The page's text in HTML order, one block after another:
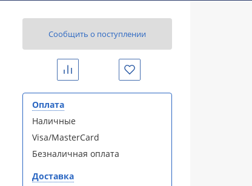
Сообщить о поступлении
Сравнить Избранное
Оплата
Наличные
Visa/MasterCard
Безналичная оплата
Доставка